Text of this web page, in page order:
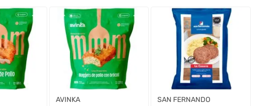
AVINKA
SAN FERNANDO